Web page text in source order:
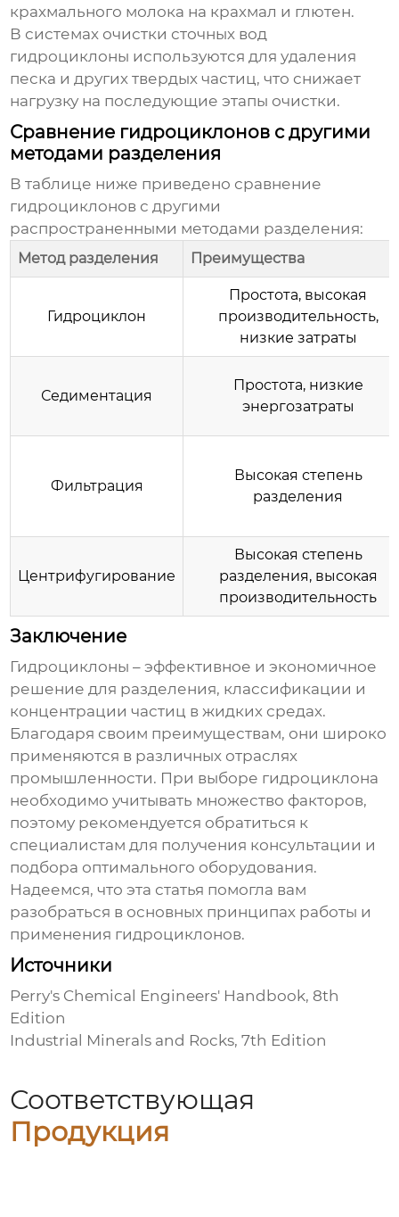
крахмального молока на крахмал и глютен.
В системах очистки сточных вод
гидроциклоны используются для удаления
песка и других твердых частиц, что снижает
нагрузку на последующие этапы очистки.
Сравнение гидроциклонов с другими
методами разделения
В таблице ниже приведено сравнение
гидроциклонов с другими
распространенными методами разделения:
Метод разделения Преимущества
Гидроциклон
Простота, высокая
производительность,
низкие затраты
Седиментация
Простота, низкие
энергозатраты
Фильтрация
Высокая степень
разделения
Центрифугирование
Высокая степень
разделения, высокая
производительность
Заключение
Гидроциклоны – эффективное и экономичное
решение для разделения, классификации и
концентрации частиц в жидких средах.
Благодаря своим преимуществам, они широко
применяются в различных отраслях
промышленности. При выборе гидроциклона
необходимо учитывать множество факторов,
поэтому рекомендуется обратиться к
специалистам для получения консультации и
подбора оптимального оборудования.
Надеемся, что эта статья помогла вам
разобраться в основных принципах работы и
применения гидроциклонов.
Источники
Perry's Chemical Engineers' Handbook, 8th
Edition
Industrial Minerals and Rocks, 7th Edition
Соответствующая
Продукция